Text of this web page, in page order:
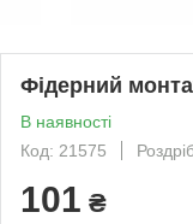
Фідерний
В наявності
Код: 21575
101 ₴